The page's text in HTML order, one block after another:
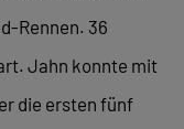
Rennen. 36
Jahn konnte mit
die ersten fünf